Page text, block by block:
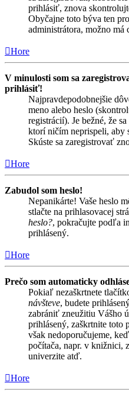
prihlásiť, znova
Obyčajne toto býva ten
administrátora, možno má
Hore
V minulosti som sa
prihlásiť!
Najpravdepodobnejšie
meno alebo heslo
registrácií). Je bežné, že
ktorí ničím neprispeli, aby
Skúste sa zaregistrovať
Hore
Zabudol som heslo!
Nepanikárte! Vaše heslo
stlačte na prihlasovacej
heslo?, pokračujte podľa
prihlásený.
Hore
Prečo som automaticky
Pokiaľ nezaškrtnete
návšteve, budete
zabrániť zneužitiu Vášho
prihlásený, zaškrtnite toto
však nedoporučujeme,
počítača, napr. v knižnici,
univerzite atď.
Hore